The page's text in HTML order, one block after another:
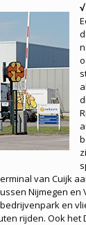
van Cuijk
Nijmegen en
en
rijden. Ook het